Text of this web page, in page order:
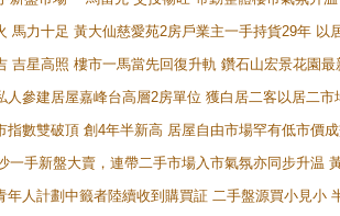
馬力十足 黃大仙慈愛苑2房戶業主一手持貨29年 以
吉星高照 樓市一馬當先回復升軌 鑽石山宏景花園
人參建居屋嘉峰台高層2房單位 獲白居二客以居二市
指數雙破頂 創4年半新高 居屋自由市場罕有低市價
一手新盤大賣，連帶二手市場入市氣氛亦同步升温
年人計劃中籤者陸續收到購買証 二手盤源買小見小